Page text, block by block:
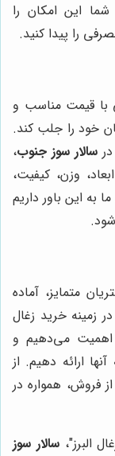
این امکان را
را پیدا کنید.
با قیمت مناسب و
خود را جلب کند.
درسالار سوز جنوب،
وزن، کیفیت،
این باور داریم
شود.
متمایز، آماده
زمینه خرید زغال
می‌دهیم و
ارائه دهیم. از
فروش، همواره در
البرز"،سالار سوز